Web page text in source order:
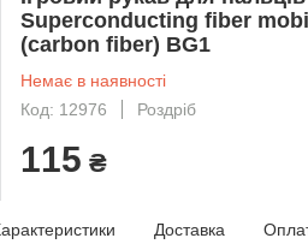
Superconducting fiber
(carbon fiber) BG1
Немає в наявності
Код: 12976
Роздріб
115 ₴
Доставка